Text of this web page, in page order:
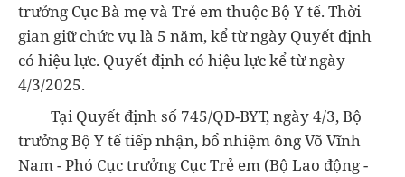
trưởng Cục Bà mẹ và Trẻ em thuộc Bộ Y tế. Thời
gian giữ chức vụ là 5 năm, kể từ ngày Quyết định
có hiệu lực. Quyết định có hiệu lực kể từ ngày
4/3/2025.
Tại Quyết định số 745/QĐ-BYT, ngày 4/3, Bộ
trưởng Bộ Y tế tiếp nhận, bổ nhiệm ông Võ Vĩnh
Nam - Phó Cục trưởng Cục Trẻ em (Bộ Lao động -